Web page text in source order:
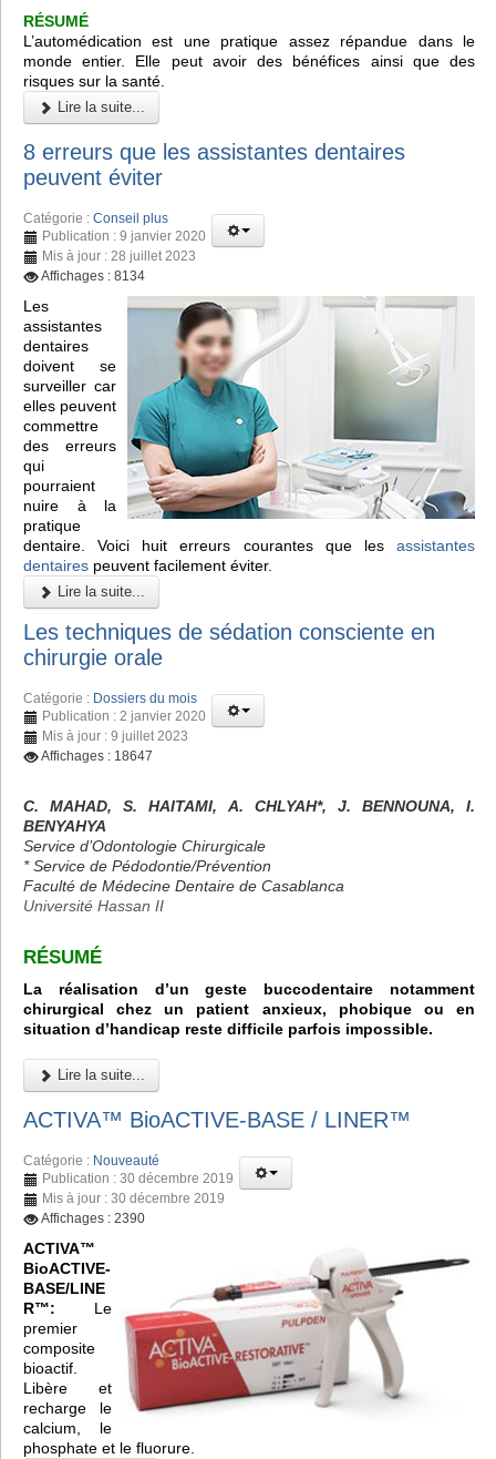
RÉSUMÉ
L’automédication est une pratique assez répandue dans le
monde entier. Elle peut avoir des bénéfices ainsi que des
risques sur la santé.
Lire la suite...
8 erreurs que les assistantes dentaires
peuvent éviter
Catégorie : Conseil plus
Publication : 9 janvier 2020
Mis à jour : 28 juillet 2023
Affichages : 8134
Les
assistantes
dentaires
doivent se
surveiller car
elles peuvent
commettre
des erreurs
qui
pourraient
nuire à la
pratique
dentaire. Voici huit erreurs courantes que les assistantes
dentaires peuvent facilement éviter.
Lire la suite...
Les techniques de sédation consciente en
chirurgie orale
Catégorie : Dossiers du mois
Publication : 2 janvier 2020
Mis à jour : 9 juillet 2023
Affichages : 18647
C. MAHAD, S. HAITAMI, A. CHLYAH*, J. BENNOUNA, I.
BENYAHYA
Service d’Odontologie Chirurgicale
* Service de Pédodontie/Prévention
Faculté de Médecine Dentaire de Casablanca
Université Hassan II
RÉSUMÉ
La réalisation d’un geste buccodentaire notamment
chirurgical chez un patient anxieux, phobique ou en
situation d’handicap reste difficile parfois impossible.
Lire la suite...
ACTIVA™ BioACTIVE-BASE / LINER™
Catégorie : Nouveauté
Publication : 30 décembre 2019
Mis à jour : 30 décembre 2019
Affichages : 2390
ACTIVA™
BioACTIVE-
BASE/LINE
R™: Le
premier
composite
bioactif.
Libère et
recharge le
calcium, le
phosphate et le fluorure.